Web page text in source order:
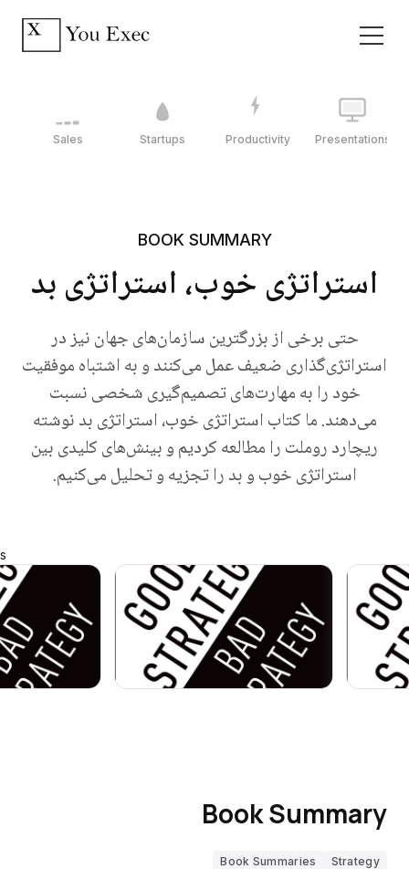
Sales Startups Productivity Presentations
BOOK SUMMARY
استراتژی خوب، استراتژی بد
حتی برخی از بزرگترین سازمان‌های جهان نیز در
استراتژی‌گذاری ضعیف عمل می‌کنند و به اشتباه موفقیت
خود را به مهارت‌های تصمیم‌گیری شخصی نسبت
می‌دهند. ما کتاب استراتژی خوب، استراتژی بد نوشته
ریچارد روملت را مطالعه کردیم و بینش‌های کلیدی بین
استراتژی خوب و بد را تجزیه و تحلیل می‌کنیم.
s
Book Summary
Strategy
Book Summaries